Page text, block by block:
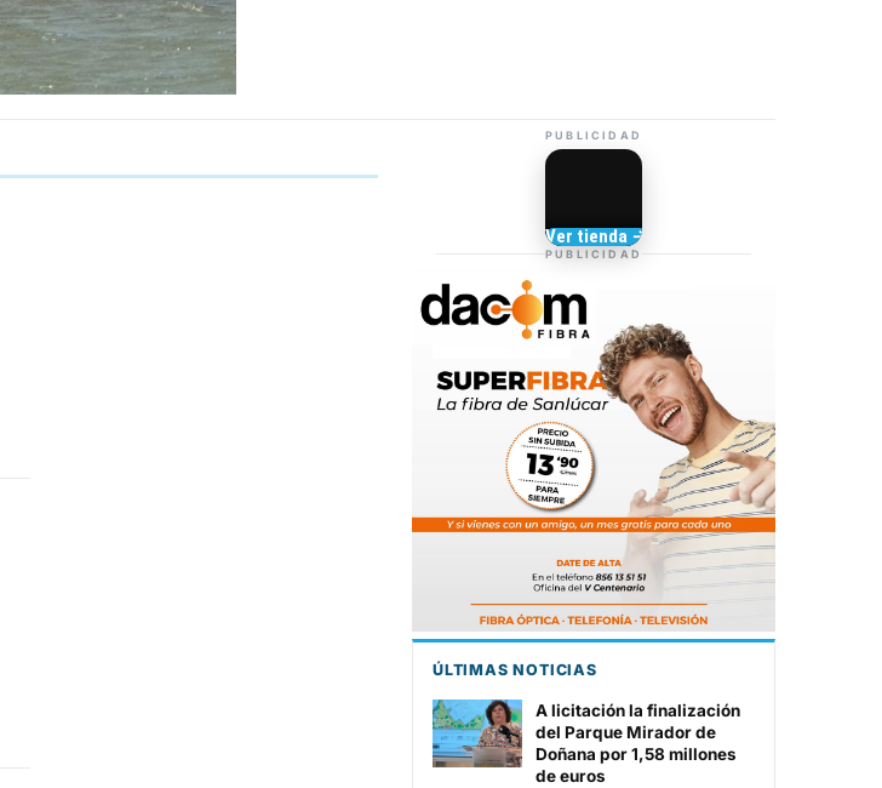
PUBLICIDAD
TIENDA DE
Camisetas de Sanlúcar
Ver tienda →
PUBLICIDAD
ÚLTIMAS NOTICIAS
A licitación la finalización
del Parque Mirador de
Doñana por 1,58 millones
de euros